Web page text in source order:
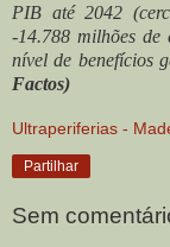
PIB até 2042
-14.788 milhões
nível de benefícios
Factos)
Ultraperiferias -
Partilhar
Sem